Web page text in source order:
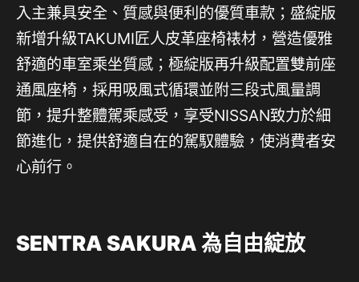
入主兼具安全、質感與便利的優質車款；盛綻版
新增升級TAKUMI匠人皮革座椅裱材，營造優雅
舒適的車室乘坐質感；極綻版再升級配置雙前座
通風座椅，採用吸風式循環並附三段式風量調
節，提升整體駕乘感受，享受NISSAN致力於細
節進化，提供舒適自在的駕馭體驗，使消費者安
心前行。
SENTRA SAKURA為自由綻放